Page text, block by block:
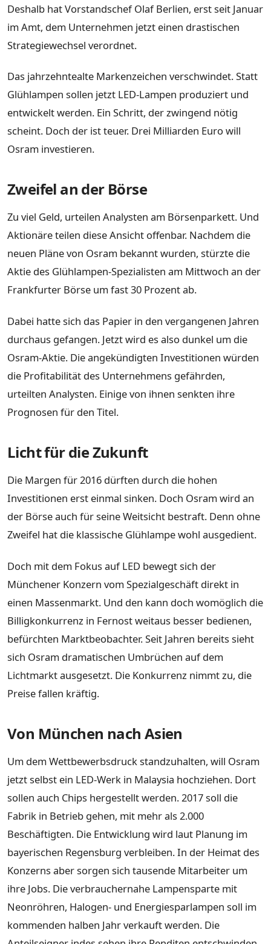
Deshalb hat Vorstandschef Olaf Berlien, erst seit Januar
im Amt, dem Unternehmen jetzt einen drastischen
Strategiewechsel verordnet.
Das jahrzehntealte Markenzeichen verschwindet. Statt
Glühlampen sollen jetzt LED-Lampen produziert und
entwickelt werden. Ein Schritt, der zwingend nötig
scheint. Doch der ist teuer. Drei Milliarden Euro will
Osram investieren.
Zweifel an der Börse
Zu viel Geld, urteilen Analysten am Börsenparkett. Und
Aktionäre teilen diese Ansicht offenbar. Nachdem die
neuen Pläne von Osram bekannt wurden, stürzte die
Aktie des Glühlampen-Spezialisten am Mittwoch an der
Frankfurter Börse um fast 30 Prozent ab.
Dabei hatte sich das Papier in den vergangenen Jahren
durchaus gefangen. Jetzt wird es also dunkel um die
Osram-Aktie. Die angekündigten Investitionen würden
die Profitabilität des Unternehmens gefährden,
urteilten Analysten. Einige von ihnen senkten ihre
Prognosen für den Titel.
Licht für die Zukunft
Die Margen für 2016 dürften durch die hohen
Investitionen erst einmal sinken. Doch Osram wird an
der Börse auch für seine Weitsicht bestraft. Denn ohne
Zweifel hat die klassische Glühlampe wohl ausgedient.
Doch mit dem Fokus auf LED bewegt sich der
Münchener Konzern vom Spezialgeschäft direkt in
einen Massenmarkt. Und den kann doch womöglich die
Billigkonkurrenz in Fernost weitaus besser bedienen,
befürchten Marktbeobachter. Seit Jahren bereits sieht
sich Osram dramatischen Umbrüchen auf dem
Lichtmarkt ausgesetzt. Die Konkurrenz nimmt zu, die
Preise fallen kräftig.
Von München nach Asien
Um dem Wettbewerbsdruck standzuhalten, will Osram
jetzt selbst ein LED-Werk in Malaysia hochziehen. Dort
sollen auch Chips hergestellt werden. 2017 soll die
Fabrik in Betrieb gehen, mit mehr als 2.000
Beschäftigten. Die Entwicklung wird laut Planung im
bayerischen Regensburg verbleiben. In der Heimat des
Konzerns aber sorgen sich tausende Mitarbeiter um
ihre Jobs. Die verbrauchernahe Lampensparte mit
Neonröhren, Halogen- und Energiesparlampen soll im
kommenden halben Jahr verkauft werden. Die